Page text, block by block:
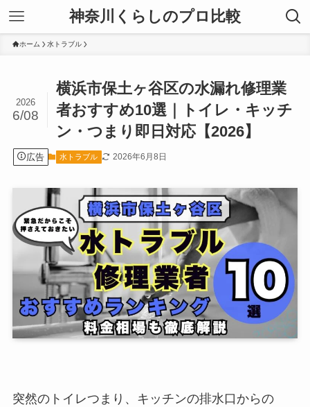
神奈川くらしのプロ比較
ホーム 水トラブル
横浜市保土ヶ谷区の水漏れ修理業
者おすすめ10選｜トイレ・キッチ
ン・つまり即日対応【2026】
2026
6/08
広告 水トラブル 2026年6月8日
突然のトイレつまり、キッチンの排水口からの